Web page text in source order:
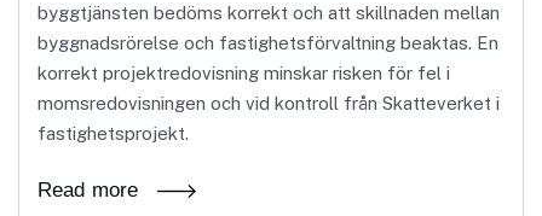
byggtjänsten bedöms korrekt och att skillnaden mellan
byggnadsrörelse och fastighetsförvaltning beaktas. En
korrekt projektredovisning minskar risken för fel i
momsredovisningen och vid kontroll från Skatteverket i
fastighetsprojekt.
Read more